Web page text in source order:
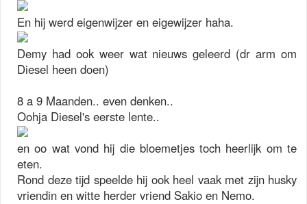
En hij werd eigenwijzer en eigewijzer haha.
Demy had ook weer wat nieuws geleerd (dr arm om
Diesel heen doen)
8 a 9 Maanden.. even denken..
Oohja Diesel's eerste lente..
en oo wat vond hij die bloemetjes toch heerlijk om te
eten.
Rond deze tijd speelde hij ook heel vaak met zijn husky
vriendin en witte herder vriend Sakio en Nemo.